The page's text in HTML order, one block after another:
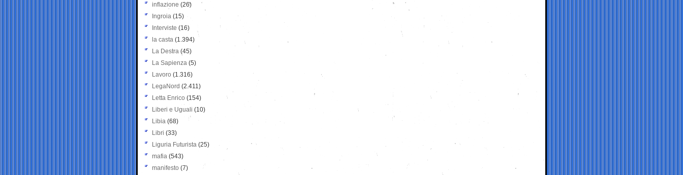
inflazione (26)
Ingroia (15)
Interviste (16)
la casta (1.394)
La Destra (45)
La Sapienza (5)
Lavoro (1.316)
LegaNord (2.411)
Letta Enrico (154)
Liberi e Uguali (10)
Libia (68)
Libri (33)
Liguria Futurista (25)
mafia (543)
manifesto (7)